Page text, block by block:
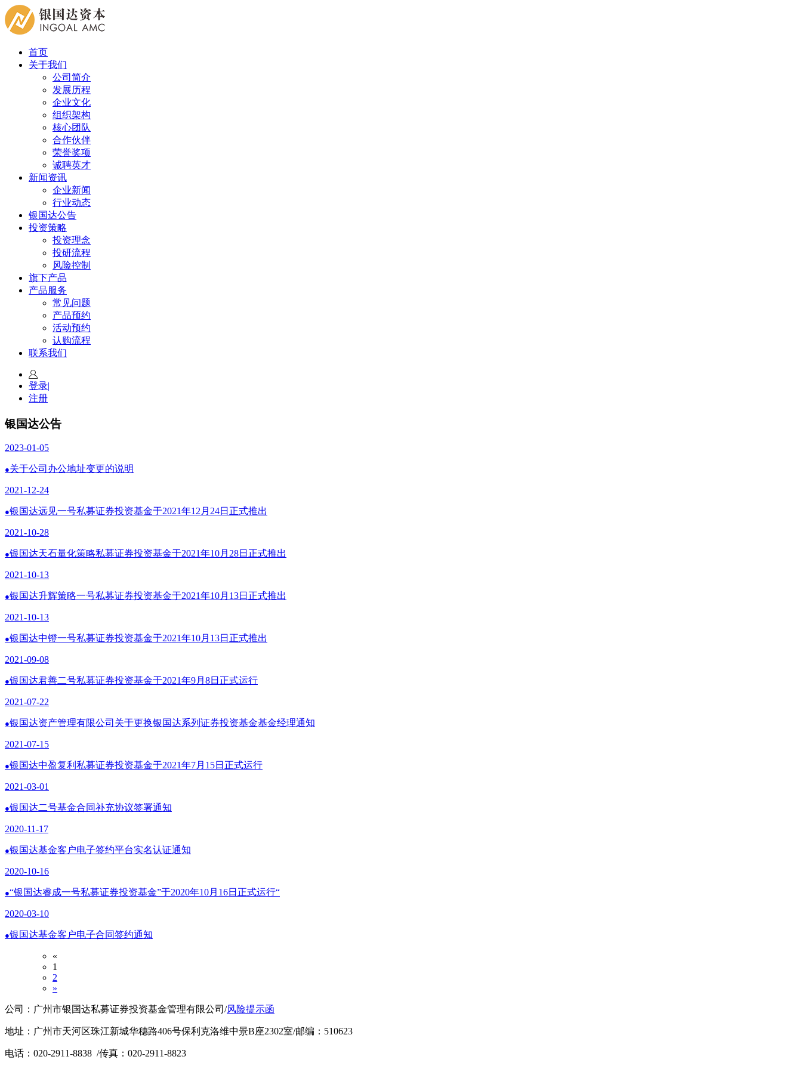
首页
关于我们
公司简介
发展历程
企业文化
组织架构
核心团队
合作伙伴
荣誉奖项
诚聘英才
新闻资讯
企业新闻
行业动态
银国达公告
投资策略
投资理念
投研流程
风险控制
旗下产品
产品服务
常见问题
产品预约
活动预约
认购流程
联系我们
登录|
注册
银国达公告
2023-01-05
●关于公司办公地址变更的说明
2021-12-24
●银国达远见一号私募证券投资基金于2021年12月24日正式推出
2021-10-28
●银国达天石量化策略私募证券投资基金于2021年10月28日正式推出
2021-10-13
●银国达升辉策略一号私募证券投资基金于2021年10月13日正式推出
2021-10-13
●银国达中镫一号私募证券投资基金于2021年10月13日正式推出
2021-09-08
●银国达君善二号私募证券投资基金于2021年9月8日正式运行
2021-07-22
●银国达资产管理有限公司关于更换银国达系列证券投资基金基金经理通知
2021-07-15
●银国达中盈复利私募证券投资基金于2021年7月15日正式运行
2021-03-01
●银国达二号基金合同补充协议签署通知
2020-11-17
●银国达基金客户电子签约平台实名认证通知
2020-10-16
●“银国达睿成一号私募证券投资基金”于2020年10月16日正式运行“
2020-03-10
●银国达基金客户电子合同签约通知
«
1
2
»
公司：广州市银国达私募证券投资基金管理有限公司 /风险提示函
地址：广州市天河区珠江新城华穗路406号保利克洛维中景B座2302室/邮编：510623
电话：020-2911-8838 /传真：020-2911-8823